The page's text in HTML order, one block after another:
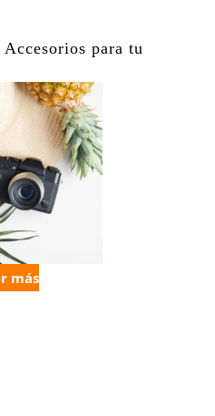
para tu
más